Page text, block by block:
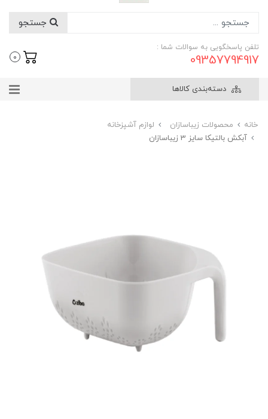
تلفن پاسخگویی به سوالات شما :
09357794917
0
دسته‌بندی کالاها
خانه محصولات زیباسازان
لوازم آشپزخانه
آبکش بالتیکا سایز 3 زیباسازان